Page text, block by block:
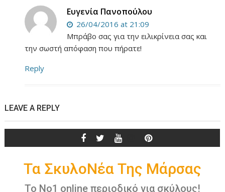
Ευγενία Πανοπούλου
26/04/2016 at 21:09
Μπράβο σας για την ειλικρίνεια σας και
την σωστή απόφαση που πήρατε!
Reply
LEAVE A REPLY